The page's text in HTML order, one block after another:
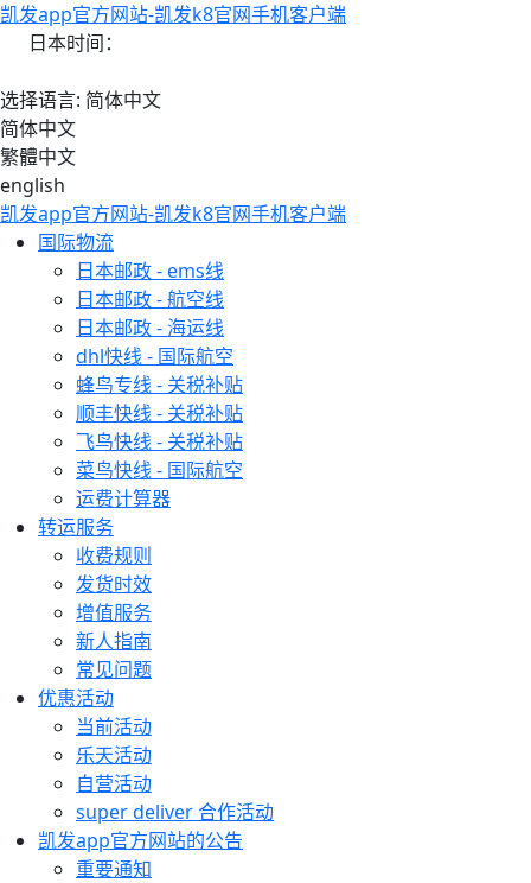
凯发app官方网站-凯发k8官网手机客户端
日本时间：
选择语言: 简体中文
简体中文
繁體中文
english
凯发app官方网站-凯发k8官网手机客户端
国际物流
日本邮政 - ems线
日本邮政 - 航空线
日本邮政 - 海运线
dhl快线 - 国际航空
蜂鸟专线 - 关税补贴
顺丰快线 - 关税补贴
飞鸟快线 - 关税补贴
菜鸟快线 - 国际航空
运费计算器
转运服务
收费规则
发货时效
增值服务
新人指南
常见问题
优惠活动
当前活动
乐天活动
自营活动
super deliver 合作活动
凯发app官方网站的公告
重要通知